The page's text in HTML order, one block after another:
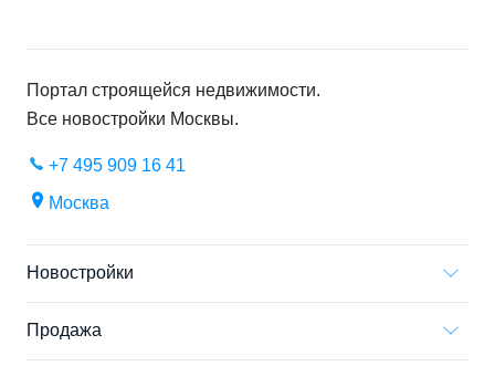
Портал строящейся недвижимости.
Все новостройки Москвы.
+7 495 909 16 41
Москва
Новостройки
Продажа